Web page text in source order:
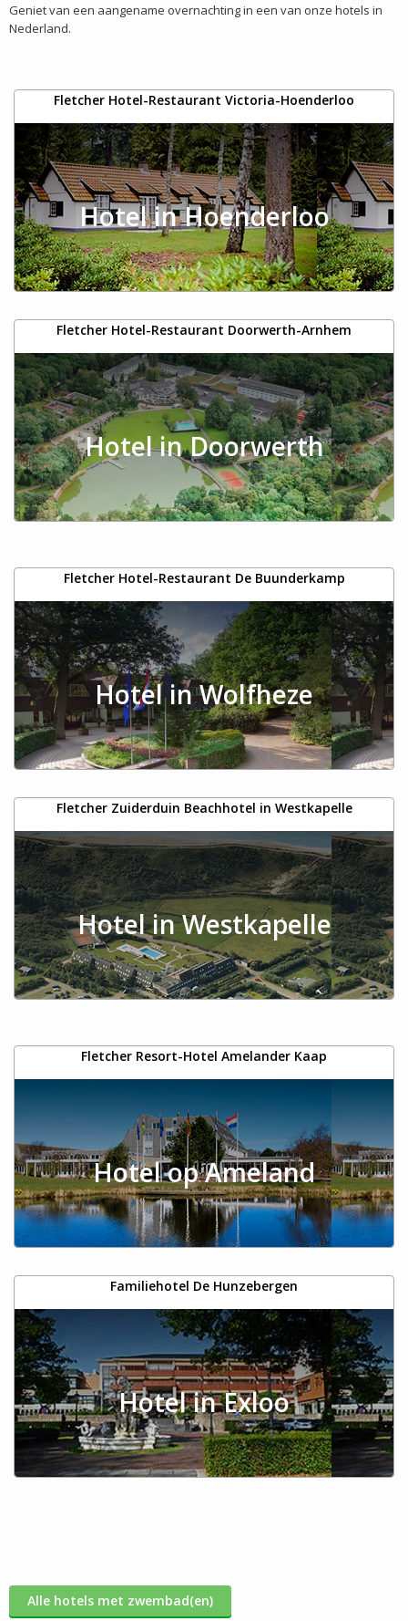
Geniet van een aangename overnachting in een van onze hotels in
Nederland.
Fletcher Hotel-Restaurant Victoria-Hoenderloo
Hotel in Hoenderloo
Fletcher Hotel-Restaurant Doorwerth-Arnhem
Hotel in Doorwerth
Fletcher Hotel-Restaurant De Buunderkamp
Hotel in Wolfheze
Fletcher Zuiderduin Beachhotel in Westkapelle
Hotel in Westkapelle
Fletcher Resort-Hotel Amelander Kaap
Hotel op Ameland
Familiehotel De Hunzebergen
Hotel in Exloo
Alle hotels met zwembad(en)